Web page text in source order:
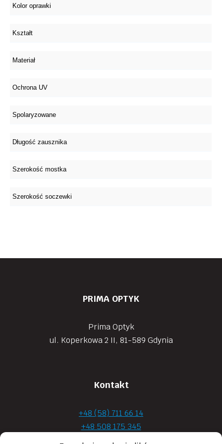
PRIMA OPTYK
Prima Optyk
ul. Koperkowa 2 II, 81-589 Gdynia
Kontakt
+48 (58) 711 66 14
+48 508 175 345
+48 720 870 590